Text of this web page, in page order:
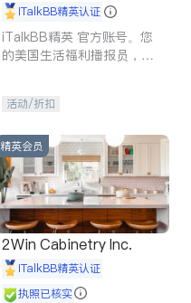
iTalkBB精英认证
iTalkBB精英 官方账号。您
的美国生活福利播报员，精
专属福利。
活动/折扣
精英会员
2Win Cabinetry Inc.
iTalkBB精英认证
执照已核实